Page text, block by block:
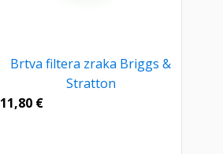
Brtva filtera zraka Briggs &
Stratton
11,80 €